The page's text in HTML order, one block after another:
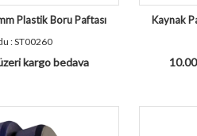
Plastik Boru Paftası
: ST00260
kargo bedava
Kaynak